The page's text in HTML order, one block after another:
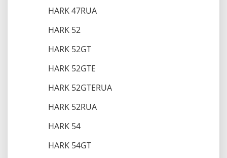
HARK 47RUA
HARK 52
HARK 52GT
HARK 52GTE
HARK 52GTERUA
HARK 52RUA
HARK 54
HARK 54GT